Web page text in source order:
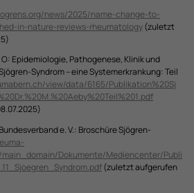
news/2025/name-change-to-
in-nature-reviews-rheumatology(zuletzt
Epidemiologie, Pathogenese, Klinik und
Syndrom – eine Systemerkrankung: Teil
view/data/6165/Publikation%20Sj
e. V.: Broschüre Sjögren-
Dokumente/Mediencenter/Publi
(zuletzt aufgerufen